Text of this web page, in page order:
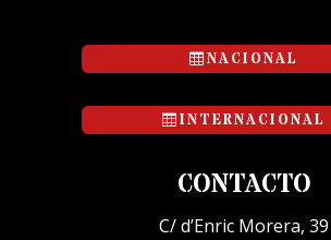
NACIONAL
INTERNACIONAL
CONTACTO
C/ d’Enric Morera, 39